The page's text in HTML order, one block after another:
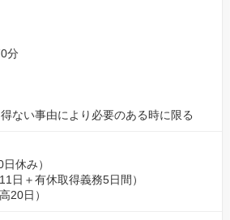
分
ない事由により必要のある時に限る
休み）
＋有休取得義務5日間）
20日）